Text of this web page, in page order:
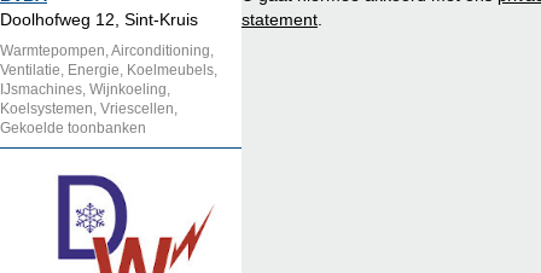
Doolhofweg 12, Sint-Kruis
Warmtepompen, Airconditioning,
Ventilatie, Energie, Koelmeubels,
IJsmachines, Wijnkoeling,
Koelsystemen, Vriescellen,
Gekoelde toonbanken
statement